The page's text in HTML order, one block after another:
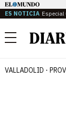
ES NOTICIA Especial
Menú
VALLADOLID